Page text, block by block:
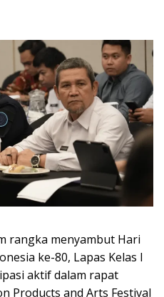
rangka menyambut Hari
ke-80, Lapas Kelas I
aktif dalam rapat
Products and Arts Festival